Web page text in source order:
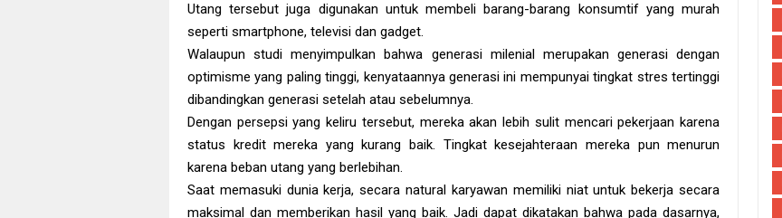
Utang tersebut juga digunakan untuk membeli barang-barang konsumtif yang murah
seperti smartphone, televisi dan gadget.
Walaupun studi menyimpulkan bahwa generasi milenial merupakan generasi dengan
optimisme yang paling tinggi, kenyataannya generasi ini mempunyai tingkat stres tertinggi
dibandingkan generasi setelah atau sebelumnya.
Dengan persepsi yang keliru tersebut, mereka akan lebih sulit mencari pekerjaan karena
status kredit mereka yang kurang baik. Tingkat kesejahteraan mereka pun menurun
karena beban utang yang berlebihan.
Saat memasuki dunia kerja, secara natural karyawan memiliki niat untuk bekerja secara
maksimal dan memberikan hasil yang baik. Jadi dapat dikatakan bahwa pada dasarnya,